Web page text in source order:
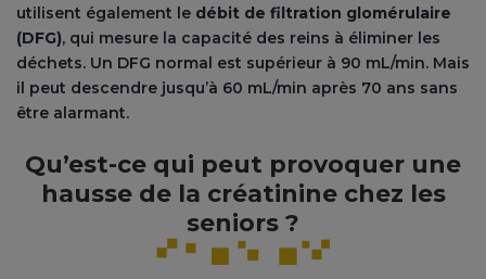
utilisent également le débit de filtration glomérulaire
(DFG), qui mesure la capacité des reins à éliminer les
déchets. Un DFG normal est supérieur à 90 mL/min. Mais
il peut descendre jusqu’à 60 mL/min après 70 ans sans
être alarmant.
Qu’est-ce qui peut provoquer une
hausse de la créatinine chez les
seniors ?